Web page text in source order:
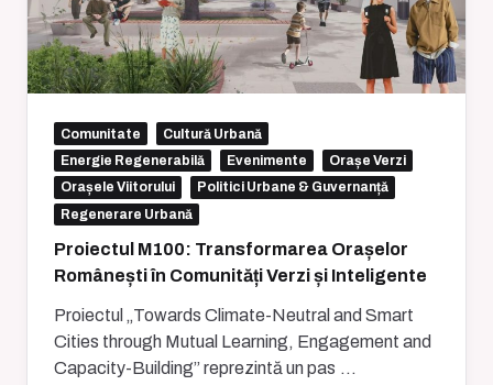
Comunitate
Cultură Urbană
Energie Regenerabilă
Evenimente
Orașe Verzi
Orașele Viitorului
Politici Urbane & Guvernanță
Regenerare Urbană
Proiectul M100: Transformarea Orașelor
Românești în Comunități Verzi și Inteligente
Proiectul „Towards Climate-Neutral and Smart
Cities through Mutual Learning, Engagement and
Capacity-Building” reprezintă un pas ...